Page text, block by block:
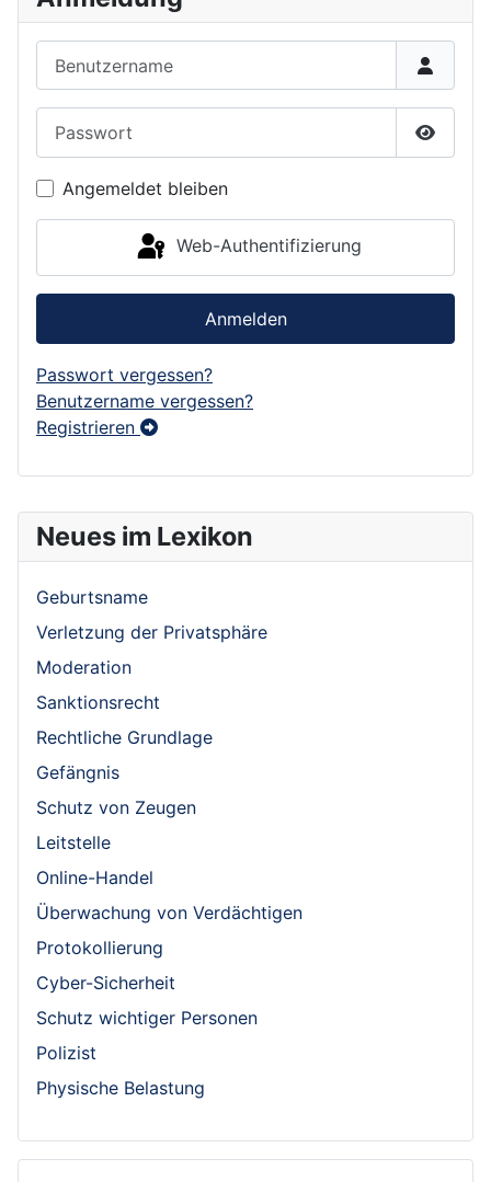
Neues im Lexikon
Geburtsname
Verletzung der Privatsphäre
Moderation
Sanktionsrecht
Rechtliche Grundlage
Gefängnis
Schutz von Zeugen
Leitstelle
Online-Handel
Überwachung von Verdächtigen
Protokollierung
Cyber-Sicherheit
Schutz wichtiger Personen
Polizist
Physische Belastung
Angemeldet bleiben
Web-Authentifizierung
Anmelden
Passwort vergessen?
Benutzername vergessen?
Registrieren